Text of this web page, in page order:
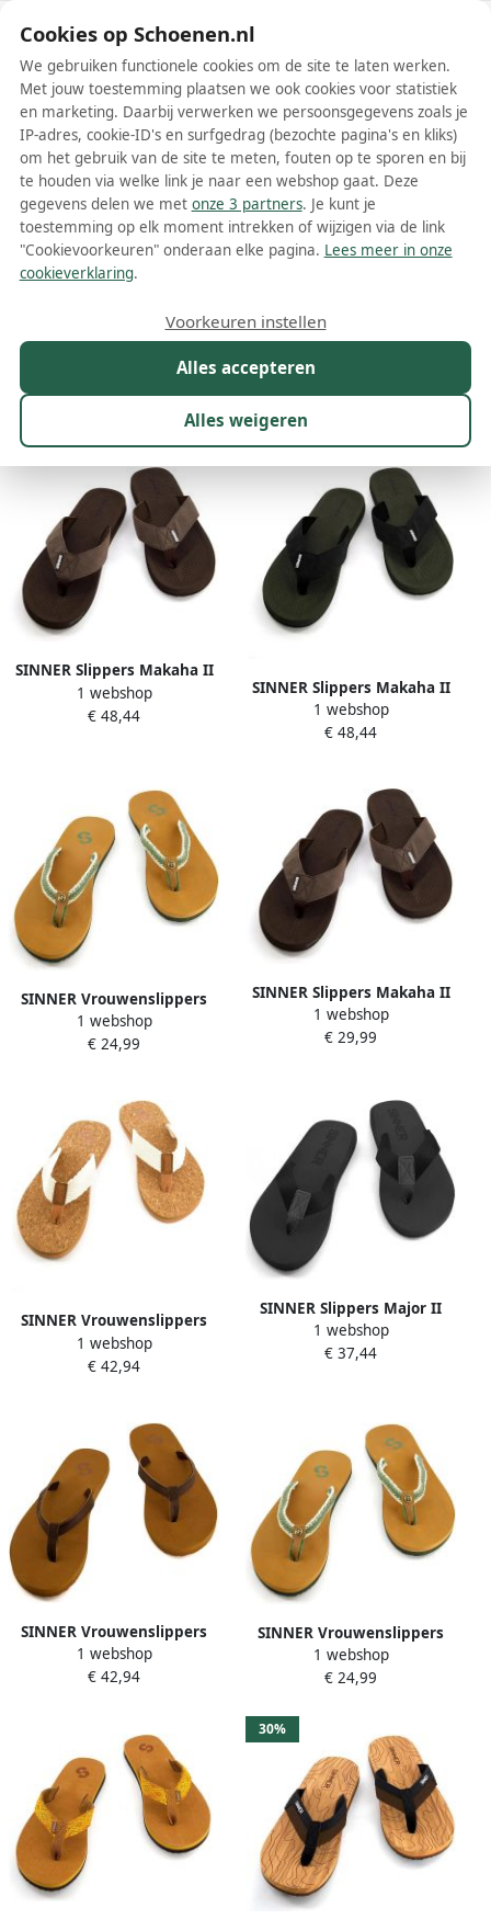
Schoenen.nl
Wis filters Alle filters
Sinner schoenen
Meer lezen
Kleur Prijs
59 resultaten:
SINNER Slippers Makaha II
1 webshop
€ 48,44
SINNER Slippers Makaha II
1 webshop
€ 48,44
SINNER Vrouwenslippers
Tulip II
1 webshop
€ 24,99
SINNER Slippers Makaha II
1 webshop
€ 29,99
SINNER Vrouwenslippers
Maya II
1 webshop
€ 42,94
SINNER Slippers Major II
1 webshop
€ 37,44
SINNER Vrouwenslippers
Kapi
1 webshop
€ 42,94
SINNER Vrouwenslippers
Tulip II
1 webshop
€ 24,99
30%
Cookies op Schoenen.nl
We gebruiken functionele cookies om de site te laten werken.
Met jouw toestemming plaatsen we ook cookies voor statistiek
en marketing. Daarbij verwerken we persoonsgegevens zoals je
IP-adres, cookie-ID's en surfgedrag (bezochte pagina's en kliks)
om het gebruik van de site te meten, fouten op te sporen en bij
te houden via welke link je naar een webshop gaat. Deze
gegevens delen we met onze 3 partners. Je kunt je
toestemming op elk moment intrekken of wijzigen via de link
"Cookievoorkeuren" onderaan elke pagina. Lees meer in onze
cookieverklaring.
Alles accepteren
Alles weigeren
Voorkeuren instellen